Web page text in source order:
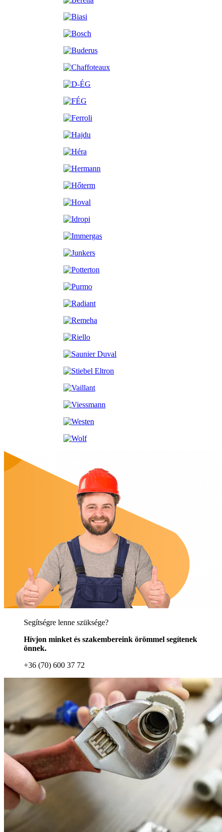
Segítségre lenne szüksége?
Hívjon minket és szakembereink örömmel segítenek
önnek.
+36 (70) 600 37 72